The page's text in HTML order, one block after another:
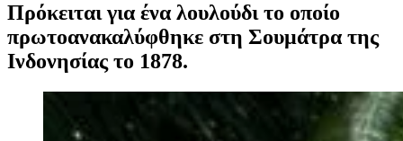
Πρόκειται για ένα λουλούδι το οποίο
πρωτοανακαλύφθηκε στη Σουμάτρα της
Ινδονησίας το 1878.